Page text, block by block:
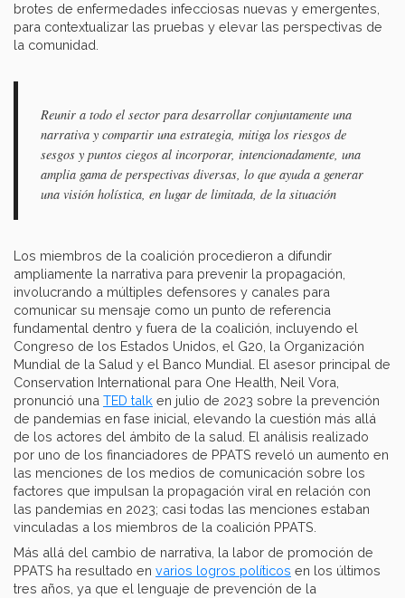
brotes de enfermedades infecciosas nuevas y emergentes,
para contextualizar las pruebas y elevar las perspectivas de
la comunidad.
Reunir a todo el sector para desarrollar conjuntamente una
narrativa y compartir una estrategia, mitiga los riesgos de
sesgos y puntos ciegos al incorporar, intencionadamente, una
amplia gama de perspectivas diversas, lo que ayuda a generar
una visión holística, en lugar de limitada, de la situación
Los miembros de la coalición procedieron a difundir
ampliamente la narrativa para prevenir la propagación,
involucrando a múltiples defensores y canales para
comunicar su mensaje como un punto de referencia
fundamental dentro y fuera de la coalición, incluyendo el
Congreso de los Estados Unidos, el G20, la Organización
Mundial de la Salud y el Banco Mundial. El asesor principal de
Conservation International para One Health, Neil Vora,
pronunció una TED talk en julio de 2023 sobre la prevención
de pandemias en fase inicial, elevando la cuestión más allá
de los actores del ámbito de la salud. El análisis realizado
por uno de los financiadores de PPATS reveló un aumento en
las menciones de los medios de comunicación sobre los
factores que impulsan la propagación viral en relación con
las pandemias en 2023; casi todas las menciones estaban
vinculadas a los miembros de la coalición PPATS.
Más allá del cambio de narrativa, la labor de promoción de
PPATS ha resultado en varios logros políticos en los últimos
tres años, ya que el lenguaje de prevención de la